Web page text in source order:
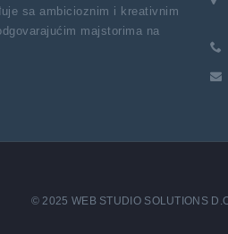
sa ambicioznim i kreativnim
majstorima na
© 2025 WEB STUDIO SOLUTIONS